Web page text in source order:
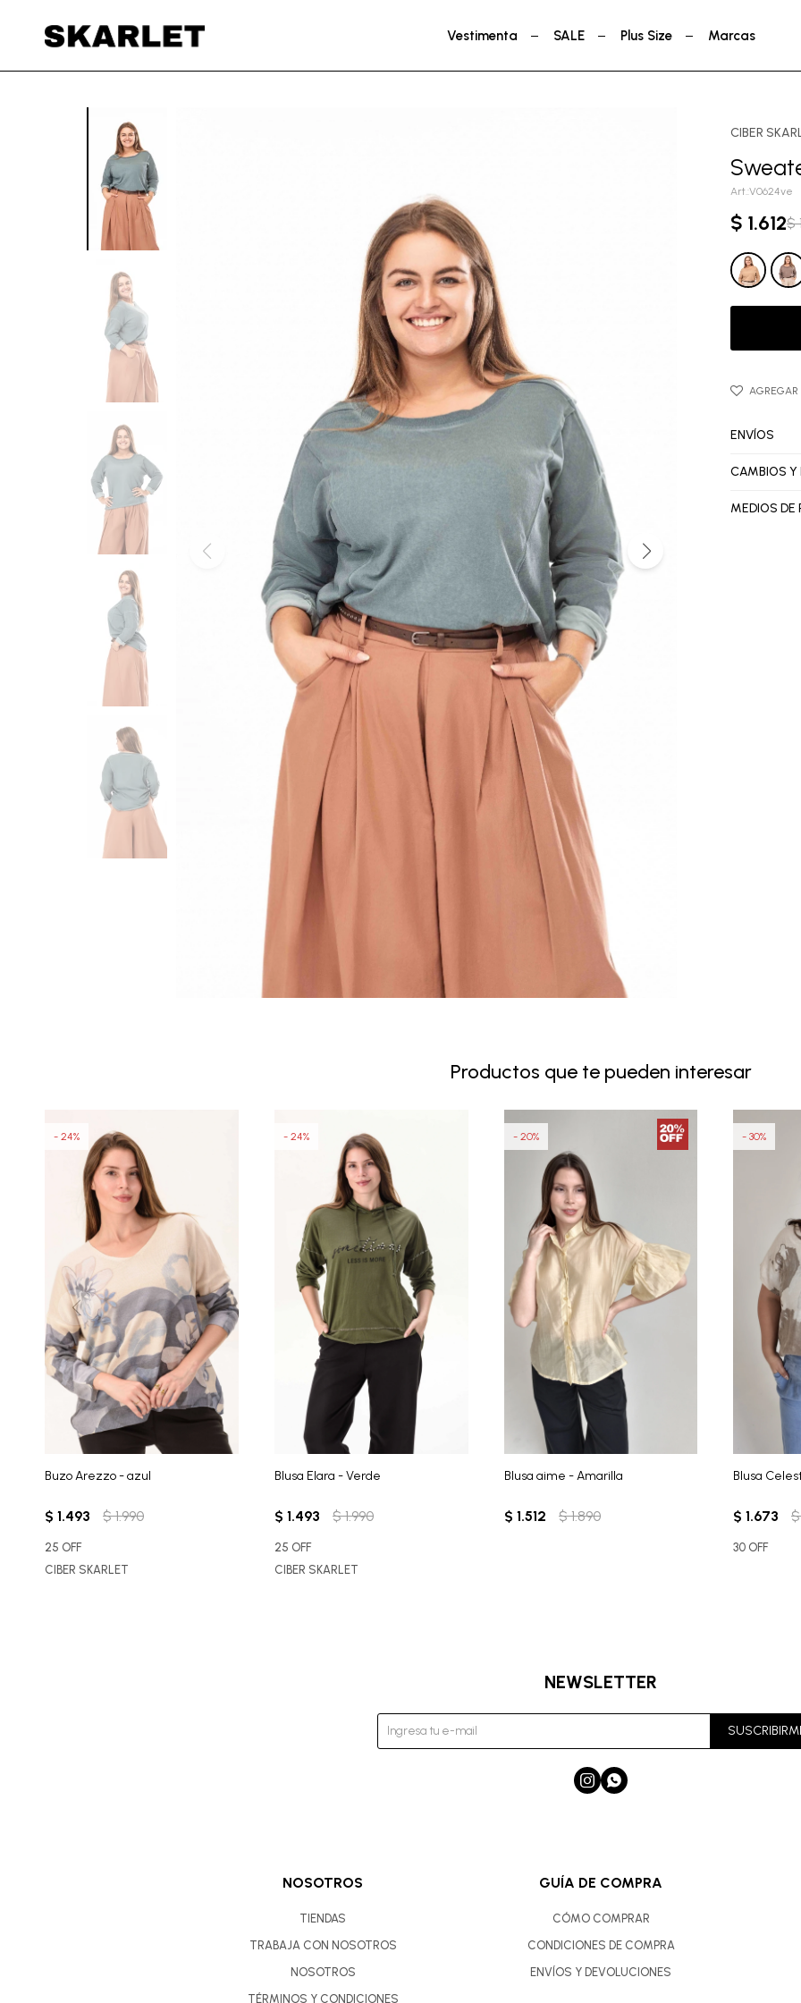
Vestimenta SALE Plus Size Marcas
CIBER
V0624ve
$ 1.612$
ENVÍOS
CAMBIOS Y
MEDIOS DE
Productos que te pueden interesar
Buzo Arezzo - azul
$ 1.493 $ 1.990
24
25 OFF
CIBER SKARLET
Blusa Elara - Verde
$ 1.493 $ 1.990
24
25 OFF
CIBER SKARLET
Blusa aime - Amarilla
$ 1.512 $ 1.890
20
Blusa
$ 1.673 $
30
30 OFF
NOSOTROS
TIENDAS
TRABAJA CON NOSOTROS
NOSOTROS
TÉRMINOS Y CONDICIONES
GUÍA DE COMPRA
CÓMO COMPRAR
CONDICIONES DE COMPRA
ENVÍOS Y DEVOLUCIONES
NEWSLETTER
 